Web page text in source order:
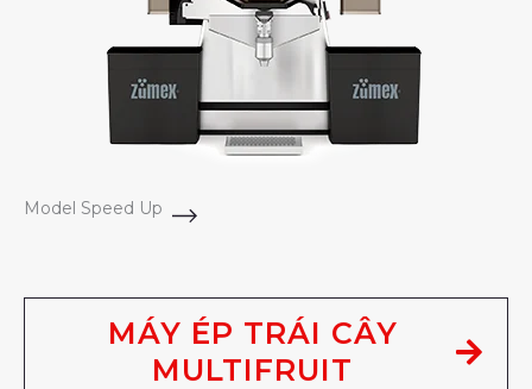
Model Speed Up
MÁY ÉP TRÁI CÂY
MULTIFRUIT